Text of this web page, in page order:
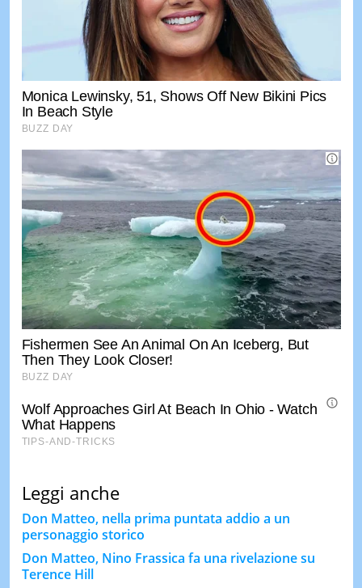
Leggi anche
Don Matteo, nella prima puntata addio a un
personaggio storico
Don Matteo, Nino Frassica fa una rivelazione su
Terence Hill